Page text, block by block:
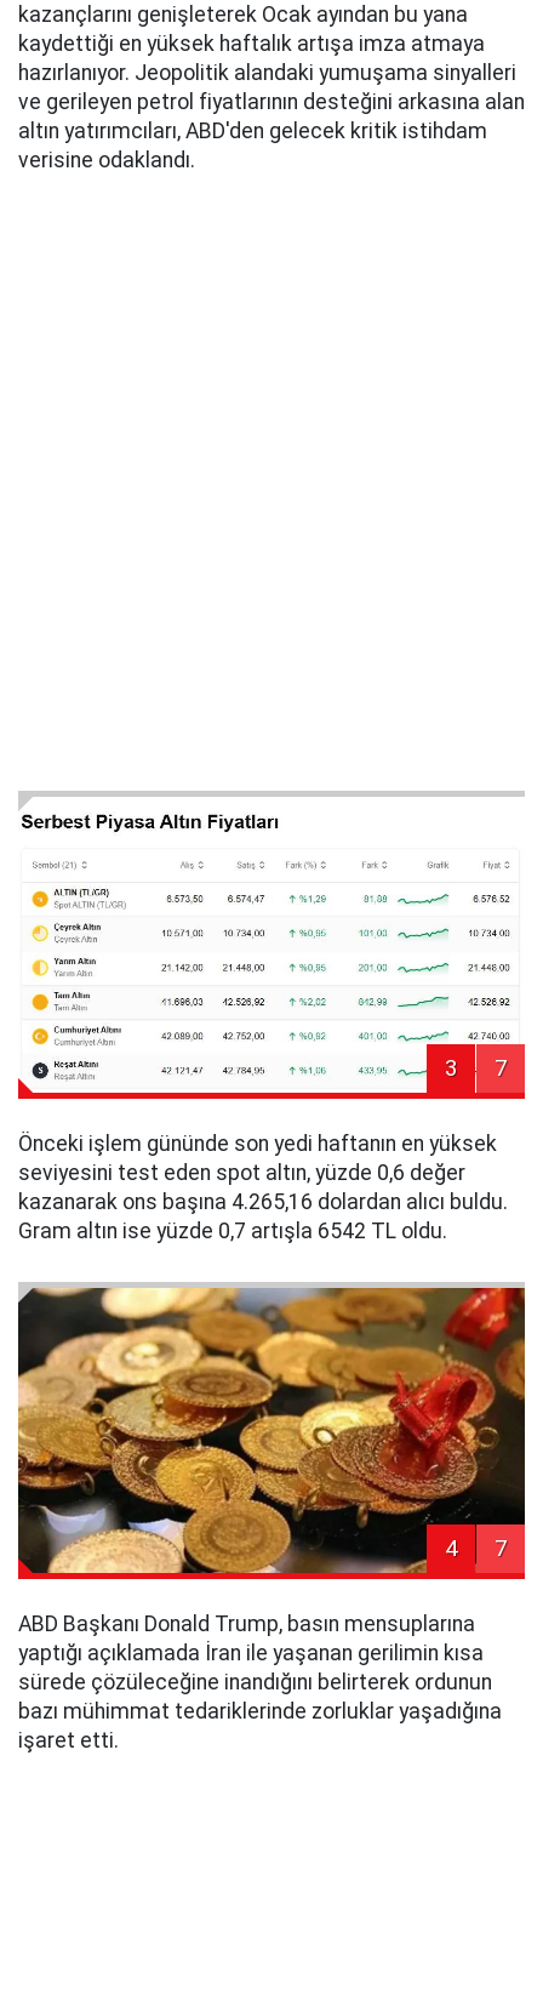
kazançlarını genişleterek Ocak ayından bu yana
kaydettiği en yüksek haftalık artışa imza atmaya
hazırlanıyor. Jeopolitik alandaki yumuşama sinyalleri
ve gerileyen petrol fiyatlarının desteğini arkasına alan
altın yatırımcıları, ABD'den gelecek kritik istihdam
verisine odaklandı.
3 7
Önceki işlem gününde son yedi haftanın en yüksek
seviyesini test eden spot altın, yüzde 0,6 değer
kazanarak ons başına 4.265,16 dolardan alıcı buldu.
Gram altın ise yüzde 0,7 artışla 6542 TL oldu.
4 7
ABD Başkanı Donald Trump, basın mensuplarına
yaptığı açıklamada İran ile yaşanan gerilimin kısa
sürede çözüleceğine inandığını belirterek ordunun
bazı mühimmat tedariklerinde zorluklar yaşadığına
işaret etti.